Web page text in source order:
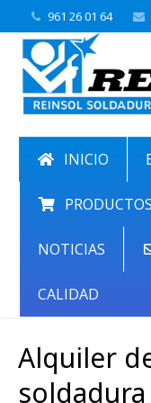
961 26 01 64
INICIO
PRODUCTOS
NOTICIAS
CALIDAD
Alquiler
soldadura